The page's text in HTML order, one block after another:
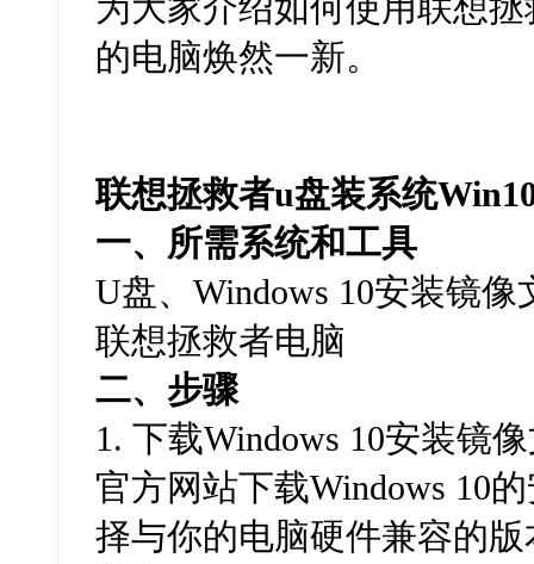
的电脑焕然一新。
联想拯救者u盘装系统
一、所需系统和工具
U盘、Windows 10安装镜
联想拯救者电脑
二、步骤
1. 下载Windows 10安装镜
官方网站下载Windows 10
择与你的电脑硬件兼容的